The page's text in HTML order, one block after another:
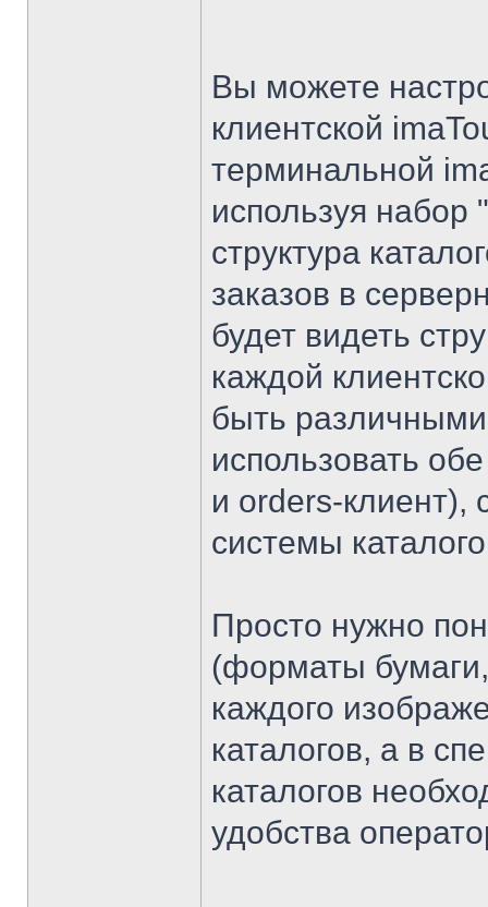
Вы можете
клиентской
терминальной
используя набор
структура
заказов в
будет видеть
каждой
быть
использовать
и orders-клиент),
системы
Просто нужно
(форматы бумаги,
каждого
каталогов, а в
каталогов
удобства